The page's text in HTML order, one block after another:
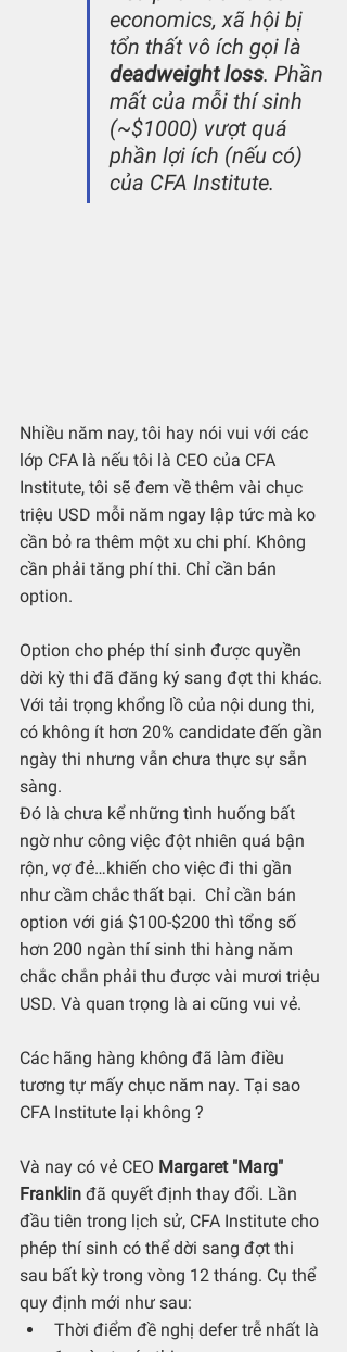
economics, xã hội bị
tổn thất vô ích gọi là
deadweight loss. Phần
mất của mỗi thí sinh
(~$1000) vượt quá
phần lợi ích (nếu có)
của CFA Institute.
Nhiều năm nay, tôi hay nói vui với các
lớp CFA là nếu tôi là CEO của CFA
Institute, tôi sẽ đem về thêm vài chục
triệu USD mỗi năm ngay lập tức mà ko
cần bỏ ra thêm một xu chi phí. Không
cần phải tăng phí thi. Chỉ cần bán
option.
Option cho phép thí sinh được quyền
dời kỳ thi đã đăng ký sang đợt thi khác.
Với tải trọng khổng lồ của nội dung thi,
có không ít hơn 20% candidate đến gần
ngày thi nhưng vẫn chưa thực sự sẵn
sàng.
Đó là chưa kể những tình huống bất
ngờ như công việc đột nhiên quá bận
rộn, vợ đẻ…khiến cho việc đi thi gần
như cầm chắc thất bại.  Chỉ cần bán
option với giá $100-$200 thì tổng số
hơn 200 ngàn thí sinh thi hàng năm
chắc chắn phải thu được vài mươi triệu
USD. Và quan trọng là ai cũng vui vẻ.
Các hãng hàng không đã làm điều
tương tự mấy chục năm nay. Tại sao
CFA Institute lại không ?
Và nay có vẻ CEO Margaret "Marg"
Franklin đã quyết định thay đổi. Lần
đầu tiên trong lịch sử, CFA Institute cho
phép thí sinh có thể dời sang đợt thi
sau bất kỳ trong vòng 12 tháng. Cụ thể
quy định mới như sau:
Thời điểm đề nghị defer trễ nhất là